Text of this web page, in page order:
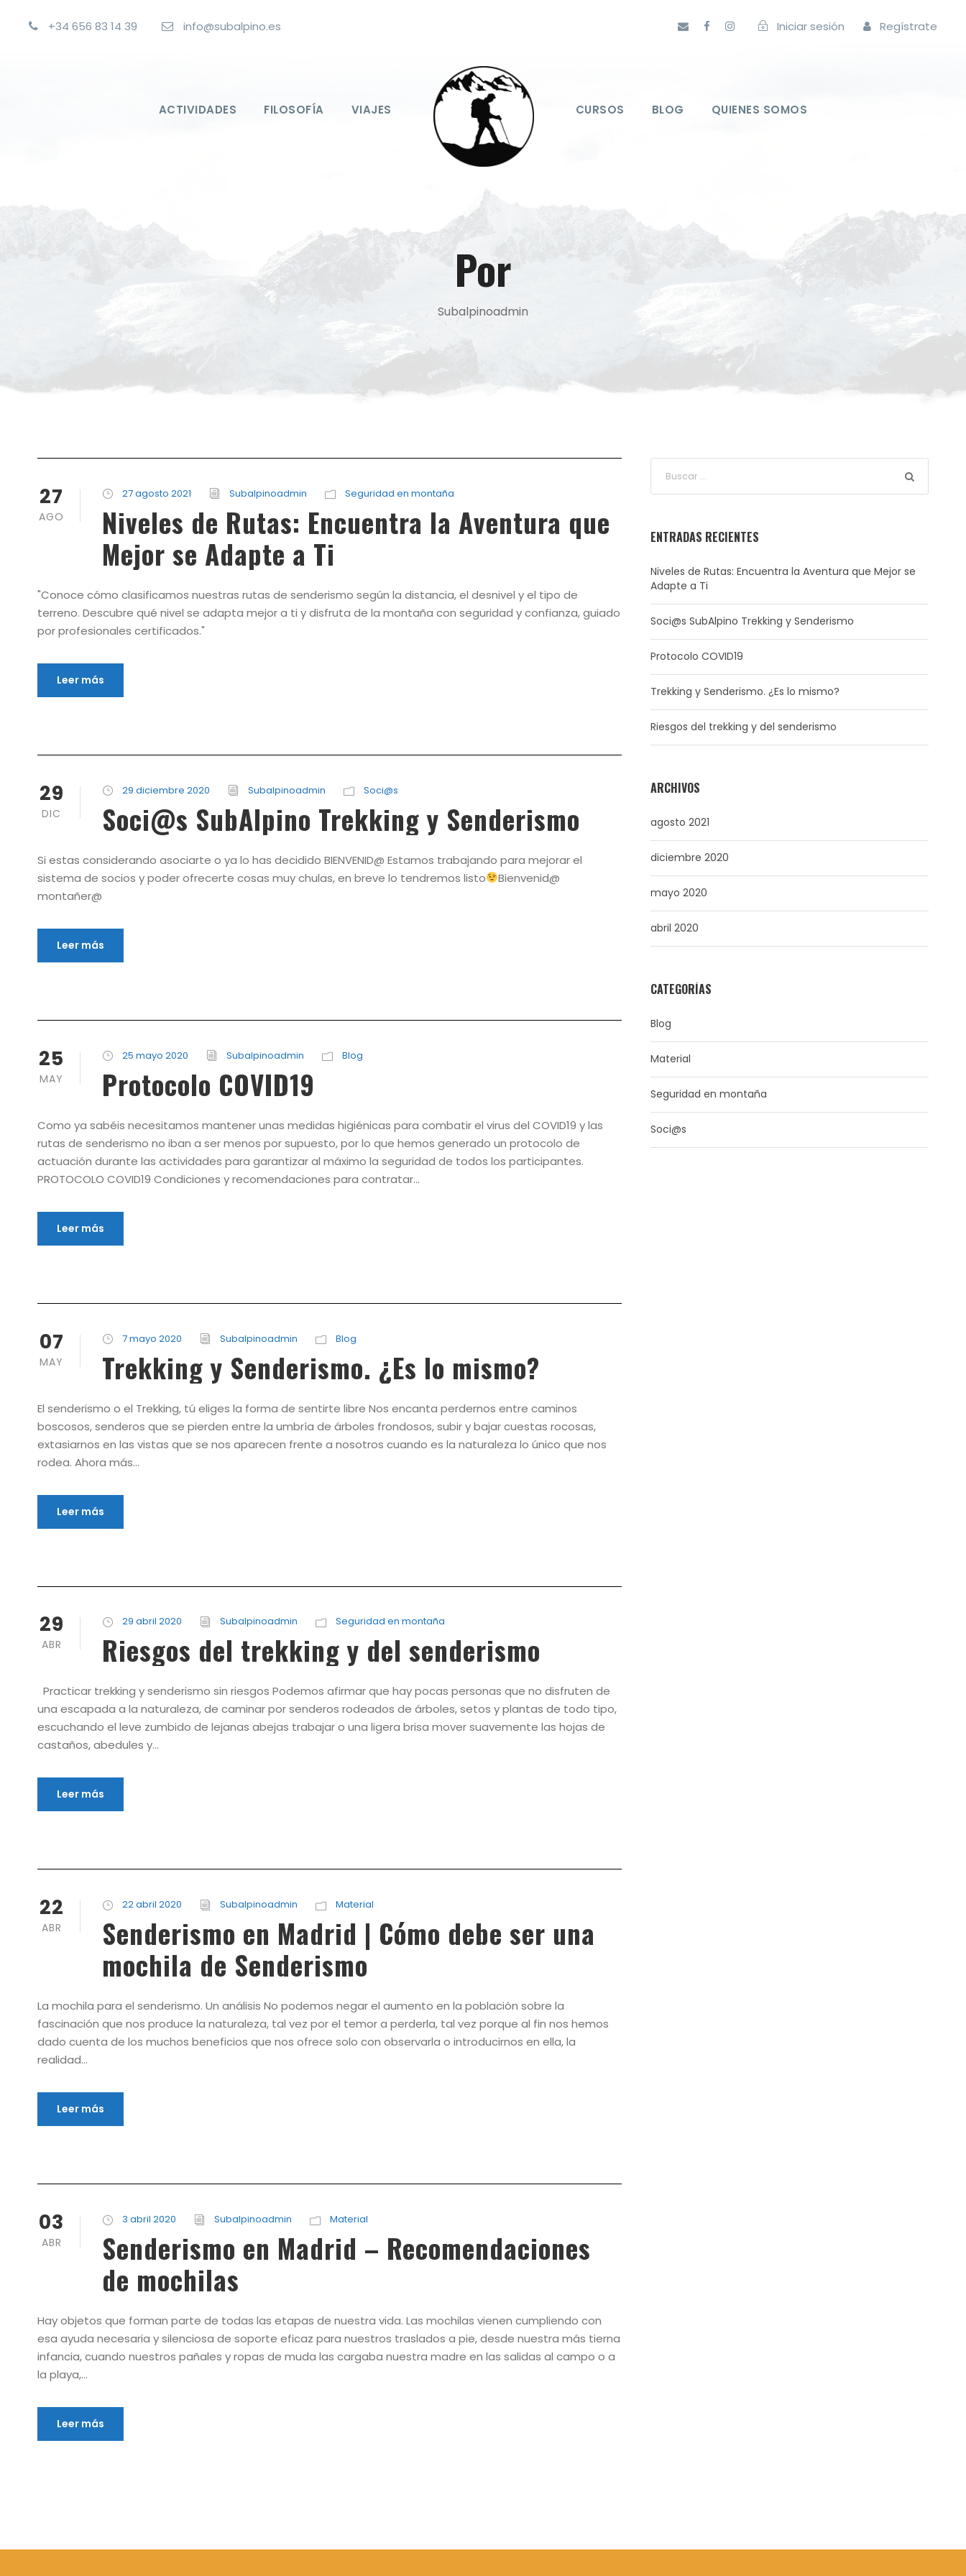
+34 656 83 14 39 info@subalpino.es Iniciar sesión Regístrate
ACTIVIDADES FILOSOFÍA VIAJES CURSOS BLOG QUIENES SOMOS
Por
Subalpinoadmin
27
AGO
27 agosto 2021 Subalpinoadmin Seguridad en montaña
Niveles de Rutas: Encuentra la Aventura que
Mejor se Adapte a Ti
"Conoce cómo clasificamos nuestras rutas de senderismo según la distancia, el desnivel y el tipo de
terreno. Descubre qué nivel se adapta mejor a ti y disfruta de la montaña con seguridad y confianza, guiado
por profesionales certificados."
Leer más
29
DIC
29 diciembre 2020 Subalpinoadmin Soci@s
Soci@s SubAlpino Trekking y Senderismo
Si estas considerando asociarte o ya lo has decidido BIENVENID@ Estamos trabajando para mejorar el
sistema de socios y poder ofrecerte cosas muy chulas, en breve lo tendremos listo
Bienvenid@
montañer@
Leer más
25
MAY
25 mayo 2020 Subalpinoadmin Blog
Protocolo COVID19
Como ya sabéis necesitamos mantener unas medidas higiénicas para combatir el virus del COVID19 y las
rutas de senderismo no iban a ser menos por supuesto, por lo que hemos generado un protocolo de
actuación durante las actividades para garantizar al máximo la seguridad de todos los participantes.
PROTOCOLO COVID19 Condiciones y recomendaciones para contratar...
Leer más
07
MAY
7 mayo 2020 Subalpinoadmin Blog
Trekking y Senderismo. ¿Es lo mismo?
El senderismo o el Trekking, tú eliges la forma de sentirte libre Nos encanta perdernos entre caminos
boscosos, senderos que se pierden entre la umbría de árboles frondosos, subir y bajar cuestas rocosas,
extasiarnos en las vistas que se nos aparecen frente a nosotros cuando es la naturaleza lo único que nos
rodea. Ahora más...
Leer más
29
ABR
29 abril 2020 Subalpinoadmin Seguridad en montaña
Riesgos del trekking y del senderismo
Practicar trekking y senderismo sin riesgos Podemos afirmar que hay pocas personas que no disfruten de
una escapada a la naturaleza, de caminar por senderos rodeados de árboles, setos y plantas de todo tipo,
escuchando el leve zumbido de lejanas abejas trabajar o una ligera brisa mover suavemente las hojas de
castaños, abedules y...
Leer más
22
ABR
22 abril 2020 Subalpinoadmin Material
Senderismo en Madrid | Cómo debe ser una
mochila de Senderismo
La mochila para el senderismo. Un análisis No podemos negar el aumento en la población sobre la
fascinación que nos produce la naturaleza, tal vez por el temor a perderla, tal vez porque al fin nos hemos
dado cuenta de los muchos beneficios que nos ofrece solo con observarla o introducirnos en ella, la
realidad...
Leer más
03
ABR
3 abril 2020 Subalpinoadmin Material
Senderismo en Madrid – Recomendaciones
de mochilas
Hay objetos que forman parte de todas las etapas de nuestra vida. Las mochilas vienen cumpliendo con
esa ayuda necesaria y silenciosa de soporte eficaz para nuestros traslados a pie, desde nuestra más tierna
infancia, cuando nuestros pañales y ropas de muda las cargaba nuestra madre en las salidas al campo o a
la playa,...
Leer más
ENTRADAS RECIENTES
Niveles de Rutas: Encuentra la Aventura que Mejor se
Adapte a Ti
Soci@s SubAlpino Trekking y Senderismo
Protocolo COVID19
Trekking y Senderismo. ¿Es lo mismo?
Riesgos del trekking y del senderismo
ARCHIVOS
agosto 2021
diciembre 2020
mayo 2020
abril 2020
CATEGORÍAS
Blog
Material
Seguridad en montaña
Soci@s